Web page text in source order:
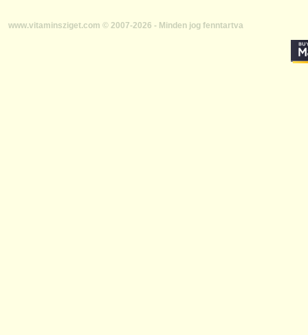
www.vitaminsziget.com © 2007-2026 - Minden jog fenntartva